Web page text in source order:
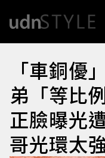
「車銅優
弟「等比
正臉曝光
哥光環太